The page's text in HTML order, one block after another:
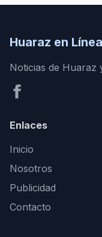
Huaraz en Línea
Noticias de Huaraz
Enlaces
Inicio
Nosotros
Publicidad
Contacto